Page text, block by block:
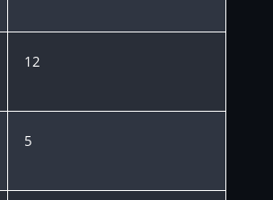
12
5